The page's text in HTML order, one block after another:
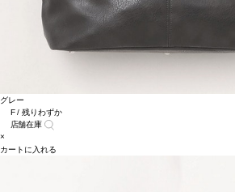
グレー
F / 残りわずか
店舗在庫
×
カートに入れる